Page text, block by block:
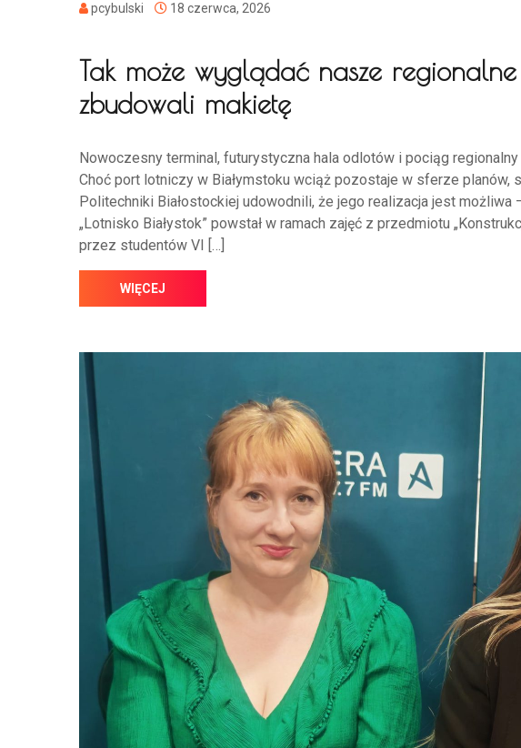
pcybulski 18 czerwca, 2026
Tak może wyglądać nasze regionalne
zbudowali makietę
Nowoczesny terminal, futurystyczna hala odlotów i pociąg
Choć port lotniczy w Białymstoku wciąż pozostaje w sferze planów,
Politechniki Białostockiej udowodnili, że jego realizacja jest
„Lotnisko Białystok” powstał w ramach zajęć z przedmiotu
przez studentów VI […]
WIĘCEJ